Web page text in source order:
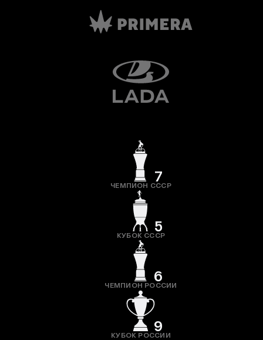
7
ЧЕМПИОН СССР
5
КУБОК СССР
6
ЧЕМПИОН РОССИИ
9
КУБОК РОССИИ